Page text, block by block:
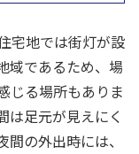
宅地では街灯が設
域であるため、場
じる場所もありま
は足元が見えにく
の外出時には、